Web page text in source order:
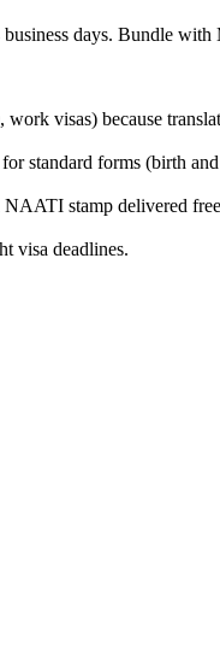
days. Bundle
visas) because
standard forms (birth
stamp delivered
visa deadlines.